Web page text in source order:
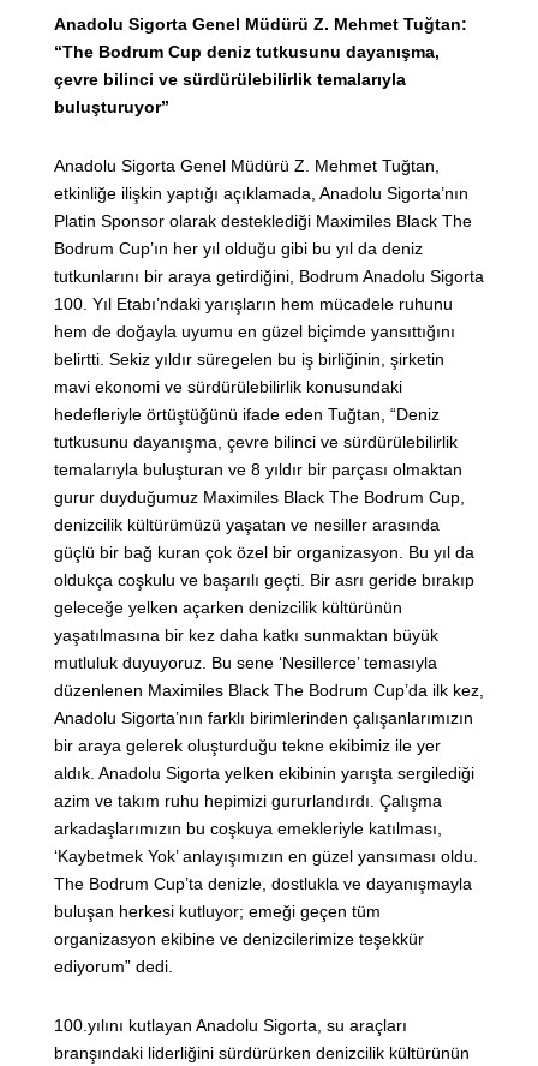
Anadolu Sigorta Genel Müdürü Z. Mehmet Tuğtan:
“The Bodrum Cup deniz tutkusunu dayanışma,
çevre bilinci ve sürdürülebilirlik temalarıyla
buluşturuyor”
Anadolu Sigorta Genel Müdürü Z. Mehmet Tuğtan,
etkinliğe ilişkin yaptığı açıklamada, Anadolu Sigorta’nın
Platin Sponsor olarak desteklediği Maximiles Black The
Bodrum Cup’ın her yıl olduğu gibi bu yıl da deniz
tutkunlarını bir araya getirdiğini, Bodrum Anadolu Sigorta
100. Yıl Etabı’ndaki yarışların hem mücadele ruhunu
hem de doğayla uyumu en güzel biçimde yansıttığını
belirtti. Sekiz yıldır süregelen bu iş birliğinin, şirketin
mavi ekonomi ve sürdürülebilirlik konusundaki
hedefleriyle örtüştüğünü ifade eden Tuğtan, “Deniz
tutkusunu dayanışma, çevre bilinci ve sürdürülebilirlik
temalarıyla buluşturan ve 8 yıldır bir parçası olmaktan
gurur duyduğumuz Maximiles Black The Bodrum Cup,
denizcilik kültürümüzü yaşatan ve nesiller arasında
güçlü bir bağ kuran çok özel bir organizasyon. Bu yıl da
oldukça coşkulu ve başarılı geçti. Bir asrı geride bırakıp
geleceğe yelken açarken denizcilik kültürünün
yaşatılmasına bir kez daha katkı sunmaktan büyük
mutluluk duyuyoruz. Bu sene ‘Nesillerce’ temasıyla
düzenlenen Maximiles Black The Bodrum Cup’da ilk kez,
Anadolu Sigorta’nın farklı birimlerinden çalışanlarımızın
bir araya gelerek oluşturduğu tekne ekibimiz ile yer
aldık. Anadolu Sigorta yelken ekibinin yarışta sergilediği
azim ve takım ruhu hepimizi gururlandırdı. Çalışma
arkadaşlarımızın bu coşkuya emekleriyle katılması,
‘Kaybetmek Yok’ anlayışımızın en güzel yansıması oldu.
The Bodrum Cup’ta denizle, dostlukla ve dayanışmayla
buluşan herkesi kutluyor; emeği geçen tüm
organizasyon ekibine ve denizcilerimize teşekkür
ediyorum” dedi.
100.yılını kutlayan Anadolu Sigorta, su araçları
branşındaki liderliğini sürdürürken denizcilik kültürünün